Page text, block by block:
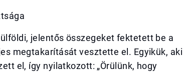
jelentős összegeket fektetett be a
megtakarítását vesztette el. Egyikük, aki
el, így nyilatkozott: „Örülünk, hogy